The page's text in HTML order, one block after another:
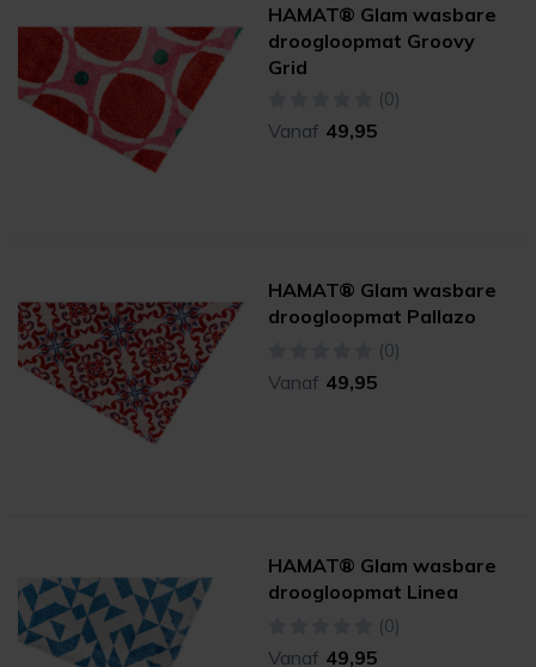
HAMAT® Glam wasbare
droogloopmat Groovy
Grid
(0)
Vanaf 49,95
HAMAT® Glam wasbare
droogloopmat Pallazo
(0)
Vanaf 49,95
HAMAT® Glam wasbare
droogloopmat Linea
(0)
Vanaf 49,95